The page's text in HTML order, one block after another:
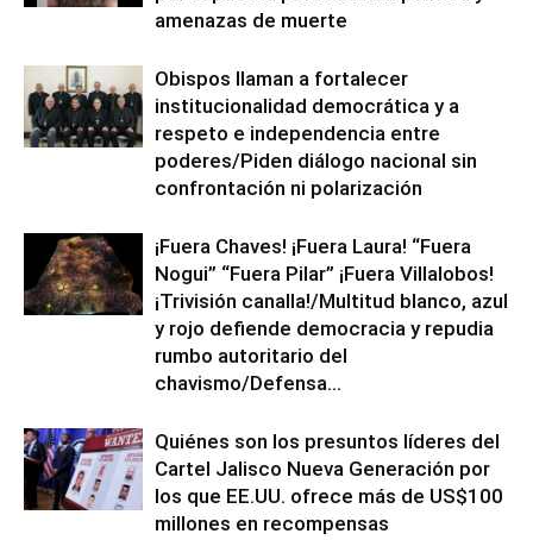
amenazas de muerte
Obispos llaman a fortalecer
institucionalidad democrática y a
respeto e independencia entre
poderes/Piden diálogo nacional sin
confrontación ni polarización
¡Fuera Chaves! ¡Fuera Laura! “Fuera
Nogui” “Fuera Pilar” ¡Fuera Villalobos!
¡Trivisión canalla!/Multitud blanco, azul
y rojo defiende democracia y repudia
rumbo autoritario del
chavismo/Defensa...
Quiénes son los presuntos líderes del
Cartel Jalisco Nueva Generación por
los que EE.UU. ofrece más de US$100
millones en recompensas